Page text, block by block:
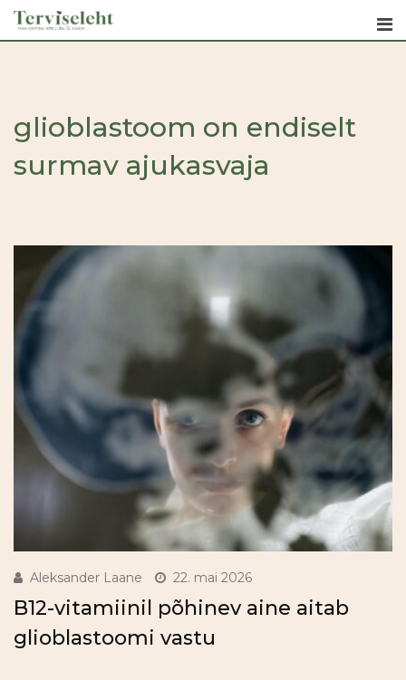
Skip
glioblastoom on endiselt
surmav ajukasvaja
Aleksander Laane 22. mai 2026
B12-vitamiinil põhinev aine aitab
glioblastoomi vastu